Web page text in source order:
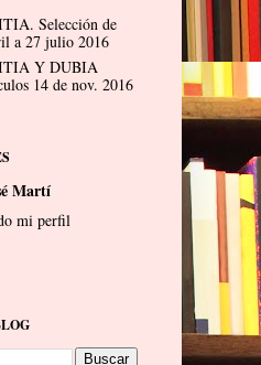
Selección de
a 27 julio 2016
Y DUBIA
14 de nov. 2016
Martí
mi perfil